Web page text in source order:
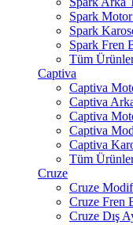
Spark
Spark
Spark Fren
Tüm
Captiva
Captiva
Captiva
Captiva
Captiva
Captiva
Tüm
Cruze
Cruze
Cruze Fren
Cruze Dış